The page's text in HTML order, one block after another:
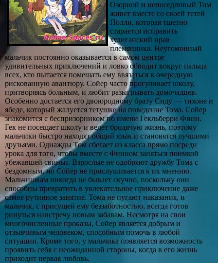
Озорной и непоседливый Том
живет вместе со своей тетей
Полли, которая тщетно
старается исправить
хулиганский нрав
племянника. Неугомонный
мальчик постоянно оказывается в самом центре
удивительных приключений и ловко обводит вокруг пальца
всех, кто пытается помешать ему ввязаться в очередную
рискованную авантюру. Сойер часто прогуливает школу,
притворяясь больным, и любит разыгрывать домочадцев.
Особенно достается его двоюродному брату Сиду — тихоне и
ябеде, который жалуется тетушке на поведение Тома. Сойер
знакомится с беспризорником по имени Гекльберри Финн.
Гек не посещает школу и ведет бродячую жизнь, поэтому
мальчики быстро находят общий язык и становятся лучшими
друзьями. Однажды Том сбегает из класса прямо посреди
урока для того, чтобы вместе с Финном заняться поимкой
убежавшей свиньи. Взрослые не одобряют дружбу Тома с
бездомным, но Сойер не прислушивается к их мнению.
Мальчишкам никогда не бывает скучно, поскольку они
способны превратить в увлекательное приключение даже
самое рутинное занятие. Тома не пугают наказания, и
мальчик, с присущей ему беззаботностью, всегда готов
ринуться навстречу новым забавам. Несмотря на свои
многочисленные проказы, Сойер является добрым и
отзывчивым человеком, способным помочь в любой
ситуации. Кроме того, у мальчика появляется возможность
проявить себя с неожиданной стороны, когда в его жизнь
приходит первая любовь.